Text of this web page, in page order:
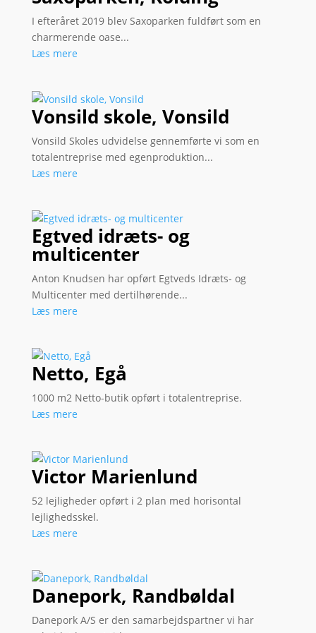
I efteråret 2019 blev Saxoparken fuldført som en
charmerende oase...
Læs mere
Vonsild skole, Vonsild
Vonsild Skoles udvidelse gennemførte vi som en
totalentreprise med egenproduktion...
Læs mere
Egtved idræts- og
multicenter
Anton Knudsen har opført Egtveds Idræts- og
Multicenter med dertilhørende...
Læs mere
Netto, Egå
1000 m2 Netto-butik opført i totalentreprise.
Læs mere
Victor Marienlund
52 lejligheder opført i 2 plan med horisontal
lejlighedsskel.
Læs mere
Danepork, Randbøldal
Danepork A/S er den samarbejdspartner vi har